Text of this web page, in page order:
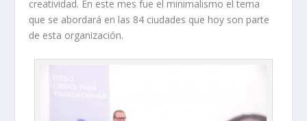
creatividad. En este mes fue el minimalismo el tema
que se abordará en las 84 ciudades que hoy son parte
de esta organización.